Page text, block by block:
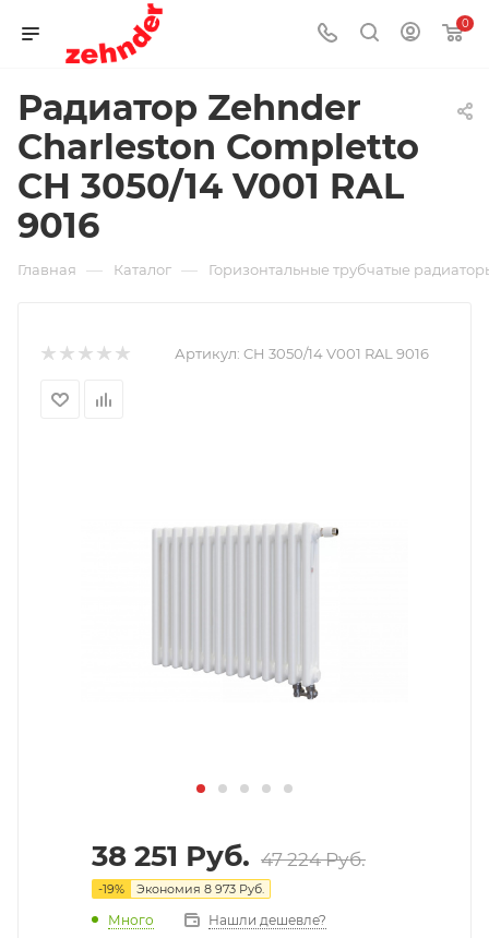
0
Радиатор Zehnder
Charleston Completto
CH 3050/14 V001 RAL
9016
Главная — Каталог — Горизонтальные трубчатые
Артикул: CH 3050/14 V001 RAL 9016
38 251 Руб. 47 224Руб.
-19% Экономия 8 973 Руб.
Много Нашли дешевле?